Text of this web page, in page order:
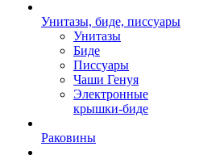
Унитазы, биде, писсуары
Унитазы
Биде
Писсуары
Чаши Генуя
Электронные
крышки-биде
Раковины